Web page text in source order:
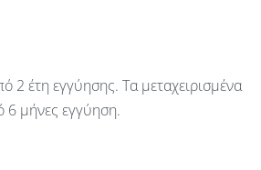
2 έτη εγγύησης. Τα μεταχειρισμένα
6 μήνες εγγύηση.